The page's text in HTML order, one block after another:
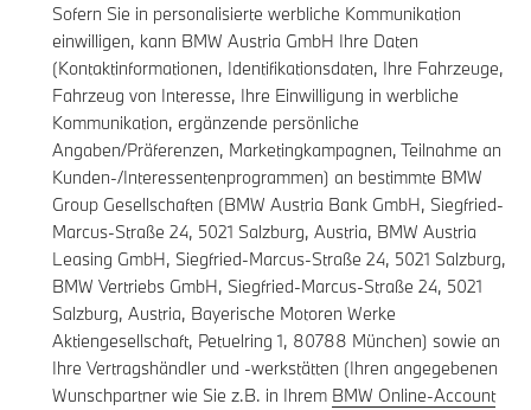
Sofern Sie in personalisierte werbliche Kommunikation
einwilligen, kann BMW Austria GmbH Ihre Daten
(Kontaktinformationen, Identifikationsdaten, Ihre Fahrzeuge,
Fahrzeug von Interesse, Ihre Einwilligung in werbliche
Kommunikation, ergänzende persönliche
Angaben/Präferenzen, Marketingkampagnen, Teilnahme an
Kunden-/Interessentenprogrammen) an bestimmte BMW
Group Gesellschaften (BMW Austria Bank GmbH, Siegfried-
Marcus-Straße 24, 5021 Salzburg, Austria, BMW Austria
Leasing GmbH, Siegfried-Marcus-Straße 24, 5021 Salzburg,
BMW Vertriebs GmbH, Siegfried-Marcus-Straße 24, 5021
Salzburg, Austria, Bayerische Motoren Werke
Aktiengesellschaft, Petuelring 1, 80788 München) sowie an
Ihre Vertragshändler und -werkstätten (Ihren angegebenen
Wunschpartner wie Sie z.B. in Ihrem BMW Online-Account